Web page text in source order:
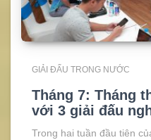
GIẢI ĐẤU TRONG NƯỚC
Tháng 7: Tháng
với 3 giải đấu
chức
Trong hai tuần đầu tiên